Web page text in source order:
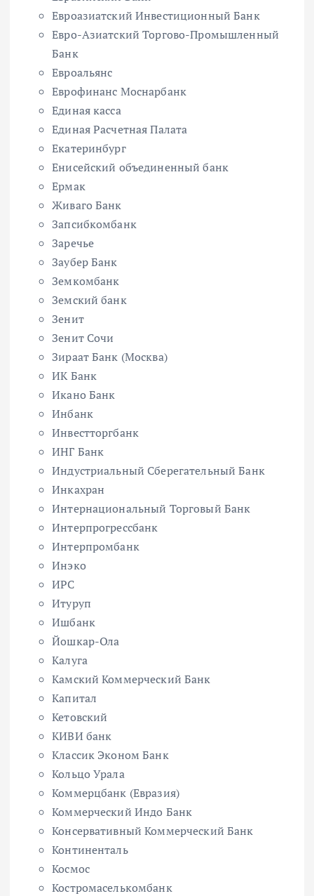
Евроазиатский Инвестиционный Банк
Евро-Азиатский Торгово-Промышленный
Банк
Евроальянс
Еврофинанс Моснарбанк
Единая касса
Единая Расчетная Палата
Екатеринбург
Енисейский объединенный банк
Ермак
Живаго Банк
Запсибкомбанк
Заречье
Заубер Банк
Земкомбанк
Земский банк
Зенит
Зенит Сочи
Зираат Банк (Москва)
ИК Банк
Икано Банк
Инбанк
Инвестторгбанк
ИНГ Банк
Индустриальный Сберегательный Банк
Инкахран
Интернациональный Торговый Банк
Интерпрогрессбанк
Интерпромбанк
Инэко
ИРС
Итуруп
Ишбанк
Йошкар-Ола
Калуга
Камский Коммерческий Банк
Капитал
Кетовский
КИВИ банк
Классик Эконом Банк
Кольцо Урала
Коммерцбанк (Евразия)
Коммерческий Индо Банк
Консервативный Коммерческий Банк
Континенталь
Космос
Костромаселькомбанк